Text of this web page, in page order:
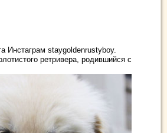
Инстаграм staygoldenrustyboy.
ретривера, родившийся с